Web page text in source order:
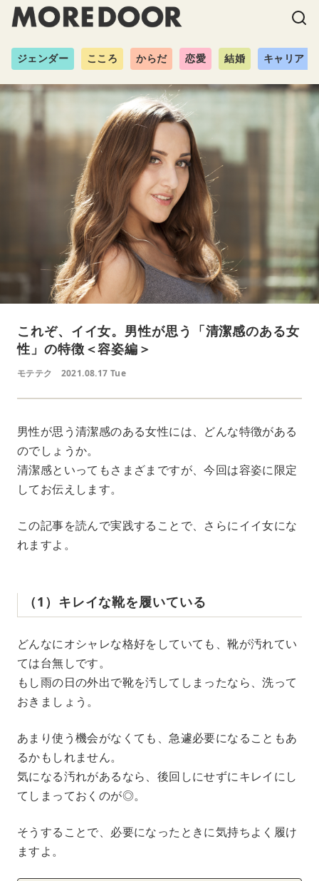
ジェンダー こころ からだ 恋愛 結婚 キャリア
これぞ、イイ女。男性が思う「清潔感のある女
性」の特徴＜容姿編＞
モテテク 2021.08.17 Tue
男性が思う清潔感のある女性には、どんな特徴がある
のでしょうか。
清潔感といってもさまざまですが、今回は容姿に限定
してお伝えします。
この記事を読んで実践することで、さらにイイ女にな
れますよ。
（1）キレイな靴を履いている
どんなにオシャレな格好をしていても、靴が汚れてい
ては台無しです。
もし雨の日の外出で靴を汚してしまったなら、洗って
おきましょう。
あまり使う機会がなくても、急遽必要になることもあ
るかもしれません。
気になる汚れがあるなら、後回しにせずにキレイにし
てしまっておくのが◎。
そうすることで、必要になったときに気持ちよく履け
ますよ。